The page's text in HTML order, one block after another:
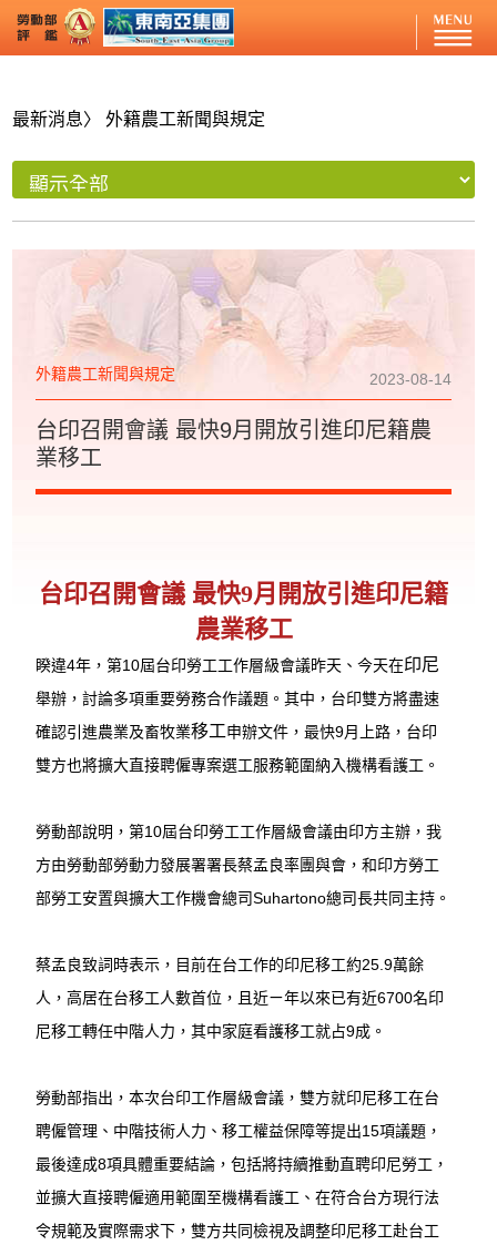
最新消息〉 外籍農工新聞與規定
2023-08-14
外籍農工新聞與規定
台印召開會議 最快9月開放引進印尼籍農
業移工
台印召開會議 最快9月開放引進印尼籍
農業移工
睽違4年，第10屆台印勞工工作層級會議昨天、今天在印尼
舉辦，討論多項重要勞務合作議題。其中，台印雙方將盡速
確認引進農業及畜牧業移工申辦文件，最快9月上路，台印
雙方也將擴大直接聘僱專案選工服務範圍納入機構看護工。
勞動部說明，第10屆台印勞工工作層級會議由印方主辦，我
方由勞動部勞動力發展署署長蔡孟良率團與會，和印方勞工
部勞工安置與擴大工作機會總司Suhartono總司長共同主持。
蔡孟良致詞時表示，目前在台工作的印尼移工約25.9萬餘
人，高居在台移工人數首位，且近ㄧ年以來已有近6700名印
尼移工轉任中階人力，其中家庭看護移工就占9成。
勞動部指出，本次台印工作層級會議，雙方就印尼移工在台
聘僱管理、中階技術人力、移工權益保障等提出15項議題，
最後達成8項具體重要結論，包括將持續推動直聘印尼勞工，
並擴大直接聘僱適用範圍至機構看護工、在符合台方現行法
令規範及實際需求下，雙方共同檢視及調整印尼移工赴台工